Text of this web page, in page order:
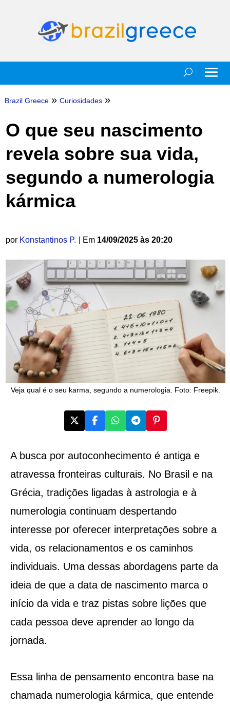
Brazil Greece » Curiosidades »
O que seu nascimento
revela sobre sua vida,
segundo a numerologia
kármica
por Konstantinos P. | Em 14/09/2025 às 20:20
Veja qual é o seu karma, segundo a numerologia. Foto: Freepik.
A busca por autoconhecimento é antiga e
atravessa fronteiras culturais. No Brasil e na
Grécia, tradições ligadas à astrologia e à
numerologia continuam despertando
interesse por oferecer interpretações sobre a
vida, os relacionamentos e os caminhos
individuais. Uma dessas abordagens parte da
ideia de que a data de nascimento marca o
início da vida e traz pistas sobre lições que
cada pessoa deve aprender ao longo da
jornada.
Essa linha de pensamento encontra base na
chamada numerologia kármica, que entende